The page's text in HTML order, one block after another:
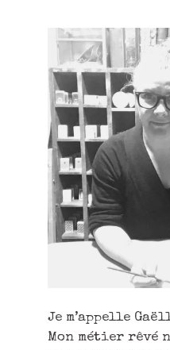
Je m’appelle
Mon métier rêvé